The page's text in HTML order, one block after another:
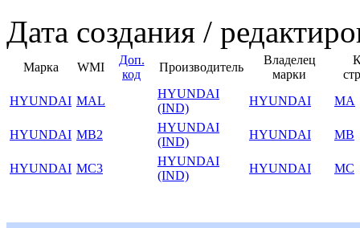
Дата создания /
Марка WMI
Доп.
код
Производитель
Владелец
марки
HYUNDAI MAL
HYUNDAI
(IND)
HYUNDAI MA
HYUNDAI MB2
HYUNDAI
(IND)
HYUNDAI MB
HYUNDAI MC3
HYUNDAI
(IND)
HYUNDAI MC